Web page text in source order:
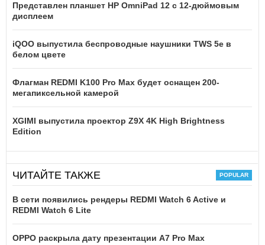
Представлен планшет HP OmniPad 12 с 12-дюймовым
дисплеем
iQOO выпустила беспроводные наушники TWS 5e в
белом цвете
Флагман REDMI K100 Pro Max будет оснащен 200-
мегапиксельной камерой
XGIMI выпустила проектор Z9X 4K High Brightness
Edition
ЧИТАЙТЕ ТАКЖЕ
В сети появились рендеры REDMI Watch 6 Active и
REDMI Watch 6 Lite
OPPO раскрыла дату презентации A7 Pro Max